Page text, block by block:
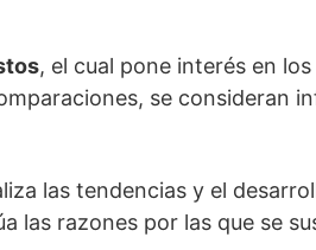
, el cual pone interés en
se consideran
las tendencias y el
las razones por las que se